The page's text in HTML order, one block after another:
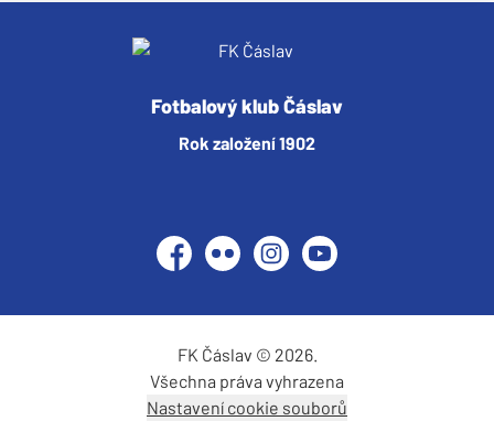
Fotbalový klub Čáslav
Rok založení 1902
Facebook
Flickr InstagramYouTube
FK Čáslav © 2026.
Všechna práva vyhrazena
Nastavení cookie souborů